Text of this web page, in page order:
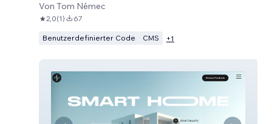
Von Tom Němec
2,0(1) 67
Benutzerdefinierter Code CMS +1